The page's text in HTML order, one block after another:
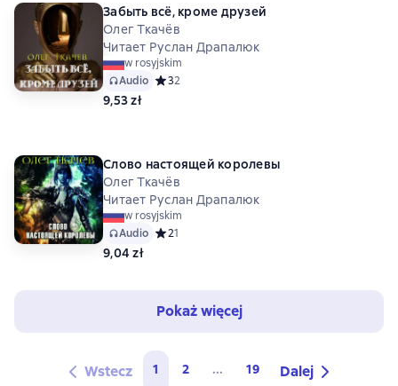
Забыть всё, кроме друзей
Олег Ткачёв
Читает Руслан Драпалюк
w rosyjskim
Audio Средний рейтинг 3 на основе 2 оценок
32
9,53 zł
Слово настоящей королевы
Олег Ткачёв
Читает Руслан Драпалюк
w rosyjskim
Audio Средний рейтинг 2 на основе 1 оценок
21
9,04 zł
Pokaż więcej
Wstecz 1 2 ... 19 Dalej